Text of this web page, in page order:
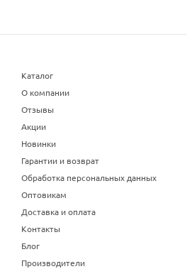
Каталог
О компании
Отзывы
Акции
Новинки
Гарантии и возврат
Обработка персональных данных
Оптовикам
Доставка и оплата
Контакты
Блог
Производители